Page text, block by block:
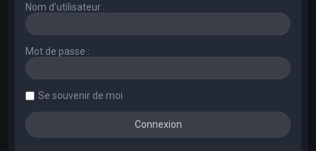
Nom d’utilisateur :
Mot de passe :
Se souvenir de moi